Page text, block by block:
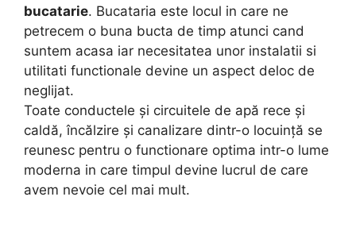
bucatarie. Bucataria este locul in care ne
petrecem o buna bucta de timp atunci cand
suntem acasa iar necesitatea unor instalatii si
utilitati functionale devine un aspect deloc de
neglijat.
Toate conductele şi circuitele de apă rece şi
caldă, încălzire şi canalizare dintr-o locuinţă se
reunesc pentru o functionare optima intr-o lume
moderna in care timpul devine lucrul de care
avem nevoie cel mai mult.